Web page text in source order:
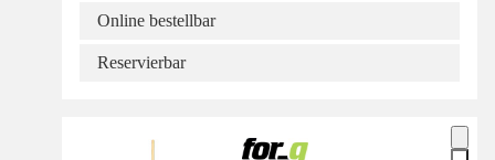
Online bestellbar
Reservierbar